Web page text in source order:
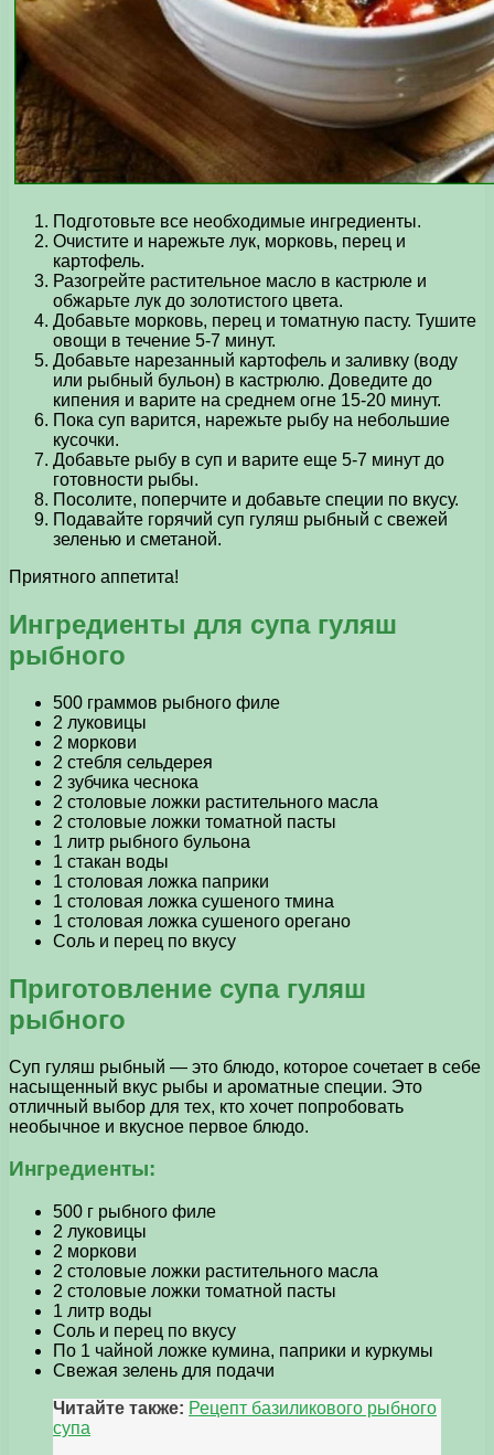
Подготовьте все необходимые ингредиенты.
Очистите и нарежьте лук, морковь, перец и
картофель.
Разогрейте растительное масло в кастрюле и
обжарьте лук до золотистого цвета.
Добавьте морковь, перец и томатную пасту. Тушите
овощи в течение 5-7 минут.
Добавьте нарезанный картофель и заливку (воду
или рыбный бульон) в кастрюлю. Доведите до
кипения и варите на среднем огне 15-20 минут.
Пока суп варится, нарежьте рыбу на небольшие
кусочки.
Добавьте рыбу в суп и варите еще 5-7 минут до
готовности рыбы.
Посолите, поперчите и добавьте специи по вкусу.
Подавайте горячий суп гуляш рыбный с свежей
зеленью и сметаной.
Приятного аппетита!
Ингредиенты для супа гуляш
рыбного
500 граммов рыбного филе
2 луковицы
2 моркови
2 стебля сельдерея
2 зубчика чеснока
2 столовые ложки растительного масла
2 столовые ложки томатной пасты
1 литр рыбного бульона
1 стакан воды
1 столовая ложка паприки
1 столовая ложка сушеного тмина
1 столовая ложка сушеного орегано
Соль и перец по вкусу
Приготовление супа гуляш
рыбного
Суп гуляш рыбный — это блюдо, которое сочетает в себе
насыщенный вкус рыбы и ароматные специи. Это
отличный выбор для тех, кто хочет попробовать
необычное и вкусное первое блюдо.
Ингредиенты:
500 г рыбного филе
2 луковицы
2 моркови
2 столовые ложки растительного масла
2 столовые ложки томатной пасты
1 литр воды
Соль и перец по вкусу
По 1 чайной ложке кумина, паприки и куркумы
Свежая зелень для подачи
Читайте также: Рецепт базиликового рыбного
супа